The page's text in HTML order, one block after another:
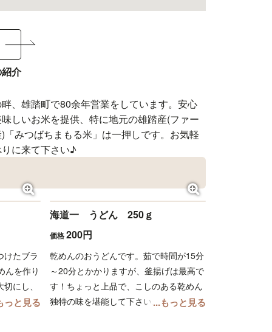
介
、雄踏町で80余年営業をしています。安心
しいお米を提供、特に地元の雄踏産(ファー
「みつばちまもる米」は一押しです。お気軽
に来て下さい♪
けたブラ
んを作り
にし、
をご提供
っと見る
海道一 うどん 250ｇ
価格200円
乾めんのおうどんです。茹で時間が15分
～20分とかかりますが、釜揚げは最高で
す！ちょっと上品で、こしのある乾めん
独特の味を堪能して下さい。夏は冷やし
...もっと見る